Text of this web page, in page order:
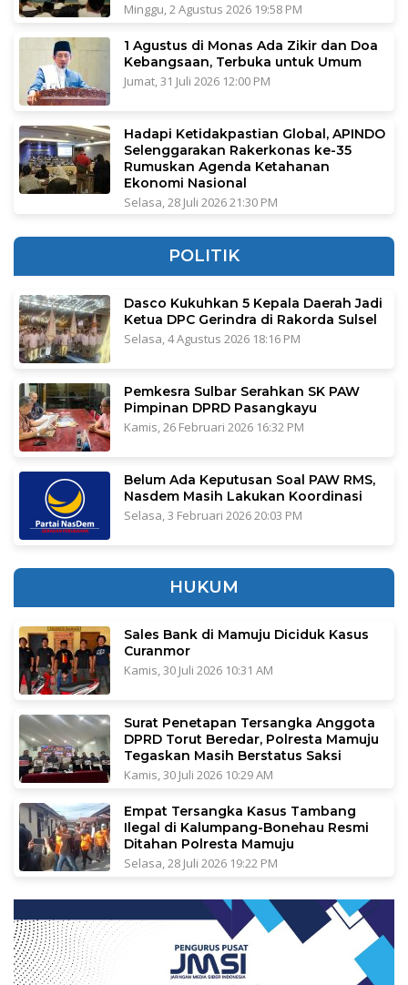
Minggu, 2 Agustus 2026 19:58 PM
1 Agustus di Monas Ada Zikir dan Doa
Kebangsaan, Terbuka untuk Umum
Jumat, 31 Juli 2026 12:00 PM
Hadapi Ketidakpastian Global, APINDO
Selenggarakan Rakerkonas ke-35
Rumuskan Agenda Ketahanan
Ekonomi Nasional
Selasa, 28 Juli 2026 21:30 PM
POLITIK
Dasco Kukuhkan 5 Kepala Daerah Jadi
Ketua DPC Gerindra di Rakorda Sulsel
Selasa, 4 Agustus 2026 18:16 PM
Pemkesra Sulbar Serahkan SK PAW
Pimpinan DPRD Pasangkayu
Kamis, 26 Februari 2026 16:32 PM
Belum Ada Keputusan Soal PAW RMS,
Nasdem Masih Lakukan Koordinasi
Selasa, 3 Februari 2026 20:03 PM
HUKUM
Sales Bank di Mamuju Diciduk Kasus
Curanmor
Kamis, 30 Juli 2026 10:31 AM
Surat Penetapan Tersangka Anggota
DPRD Torut Beredar, Polresta Mamuju
Tegaskan Masih Berstatus Saksi
Kamis, 30 Juli 2026 10:29 AM
Empat Tersangka Kasus Tambang
Ilegal di Kalumpang-Bonehau Resmi
Ditahan Polresta Mamuju
Selasa, 28 Juli 2026 19:22 PM